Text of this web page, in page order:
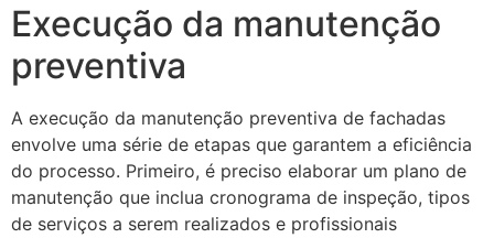
Execução da manutenção
preventiva
A execução da manutenção preventiva de fachadas
envolve uma série de etapas que garantem a eficiência
do processo. Primeiro, é preciso elaborar um plano de
manutenção que inclua cronograma de inspeção, tipos
de serviços a serem realizados e profissionais